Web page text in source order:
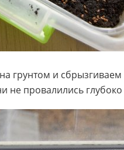
грунтом и
не провалились